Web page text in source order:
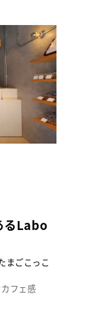
るLabo
まごこっこ
フェ感